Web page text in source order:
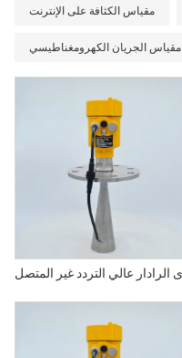
مقياس الكثافة على الإنترنت
مقياس الجريان الكهرومغناطيسي